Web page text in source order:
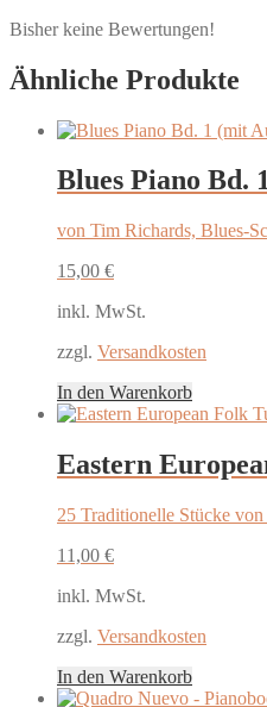
Bisher keine Bewertungen!
Ähnliche Produkte
Blues Piano Bd.
von Tim Richards, Blues-
15,00 €
inkl. MwSt.
zzgl. Versandkosten
In den Warenkorb
Eastern
25 Traditionelle Stücke von
11,00 €
inkl. MwSt.
zzgl. Versandkosten
In den Warenkorb